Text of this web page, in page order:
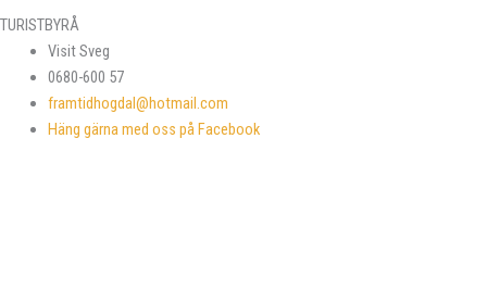
TURISTBYRÅ
Visit Sveg
0680-600 57
framtidhogdal@hotmail.com
Häng gärna med oss på Facebook